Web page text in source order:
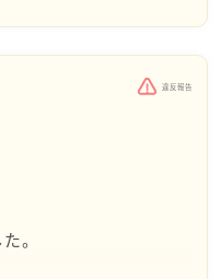
考えてしまうのはロ
どうかな？と考えま
実の世界にも向き合
うか。
違反報告
。